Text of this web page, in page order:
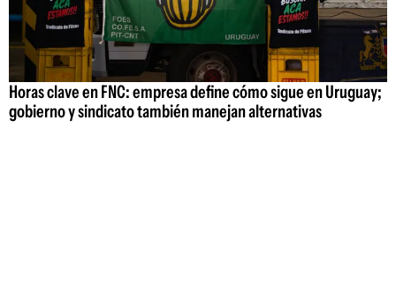
Horas clave en FNC: empresa define cómo sigue en Uruguay;
gobierno y sindicato también manejan alternativas